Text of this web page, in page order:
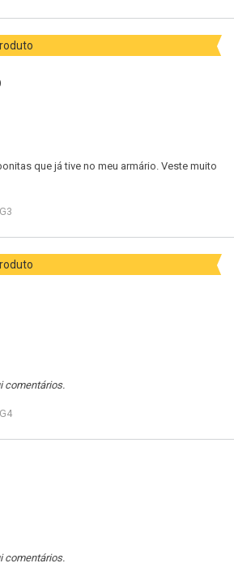
que já tive no meu armário. Veste muito
G3
comentários.
G4
comentários.